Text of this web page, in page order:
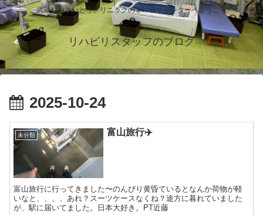
武蔵村山さいとうクリニックのリハビリセンターへようこそ
リハビリスタッフのブログ
2025-10-24
未分類 富山旅行✈️
富山旅行に行ってきました〜のんびり黄昏ているとなんか荷物が軽
いなと、、、、あれ？スーツケースなくね？途方に暮れていました
が、駅に届いてました。日本大好き。PT近藤